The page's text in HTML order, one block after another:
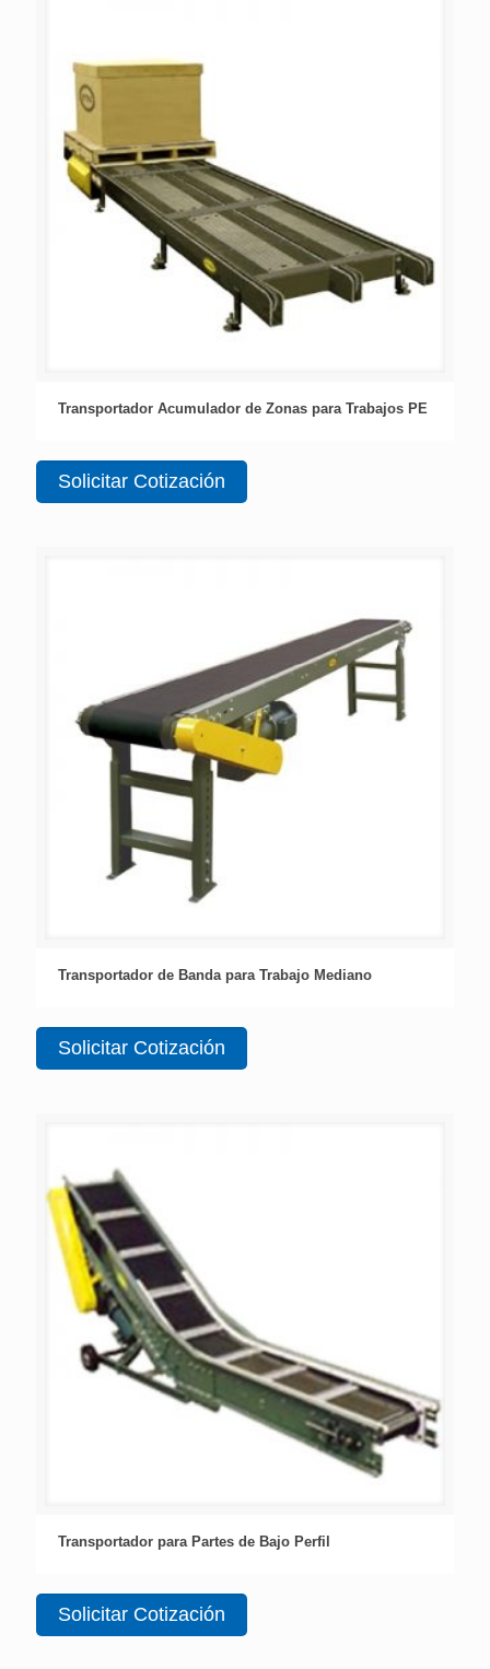
Transportador Acumulador de Zonas para Trabajos PE
Solicitar Cotización
Transportador de Banda para Trabajo Mediano
Solicitar Cotización
Transportador para Partes de Bajo Perfil
Solicitar Cotización